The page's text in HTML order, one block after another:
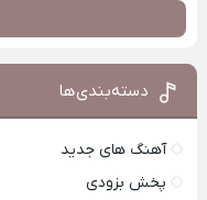
دسته‌بندی‌ها
آهنگ های جدید
پخش بزودی